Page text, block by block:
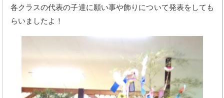
各クラスの代表の子達に願い事や飾りについて発表をしても
らいましたよ！